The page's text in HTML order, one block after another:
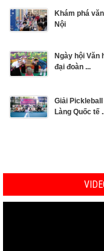
Khám phá
Nội
Ngày hội Văn
đại đoàn ...
Giải
Làng Quốc tế